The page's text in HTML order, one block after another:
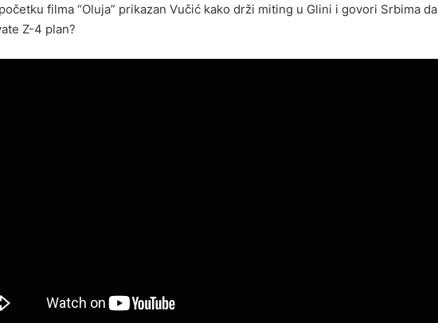
filma “Oluja” prikazan Vučić kako drži miting u Glini i govori Srbima da
Z-4 plan?